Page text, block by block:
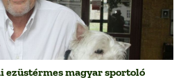
ezüstérmes magyar sportoló